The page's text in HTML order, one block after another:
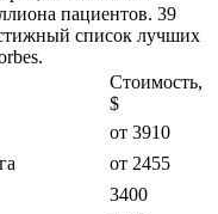
пациентов. 39
список лучших
Стоимость,
$
от 3910
от 2455
3400